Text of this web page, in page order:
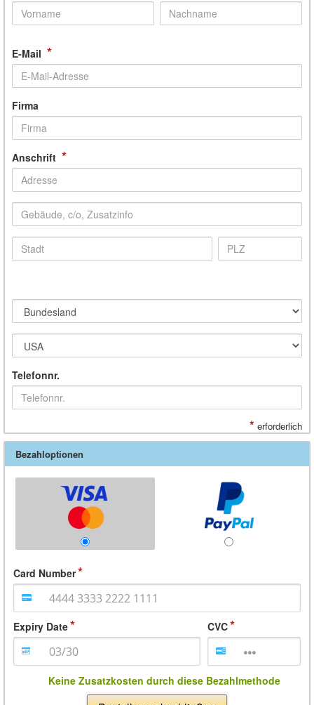
E-Mail *
Firma
Anschrift *
Telefonnr.
* erforderlich
Bezahloptionen
Card Number
Expiry Date CVC
Keine Zusatzkosten durch diese Bezahlmethode